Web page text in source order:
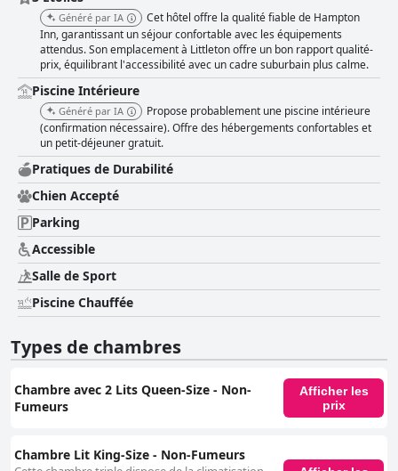
Généré par IA
Cet hôtel offre la qualité fiable de Hampton
Inn, garantissant un séjour confortable avec les équipements
attendus. Son emplacement à Littleton offre un bon rapport qualité-
prix, équilibrant l'accessibilité avec un cadre suburbain plus calme.
Piscine Intérieure
Généré par IA
Propose probablement une piscine intérieure
(confirmation nécessaire). Offre des hébergements confortables et
un petit-déjeuner gratuit.
Pratiques de Durabilité
Chien Accepté
Parking
Accessible
Salle de Sport
Piscine Chauffée
Types de chambres
Chambre avec 2 Lits Queen-Size - Non-
Fumeurs
Afficher les
prix
Chambre Lit King-Size - Non-Fumeurs